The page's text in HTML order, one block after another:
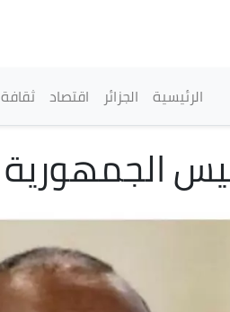
القائمة الرئيسية
الرئيسية الجزائر اقتصاد ثقافة
الجمهورية